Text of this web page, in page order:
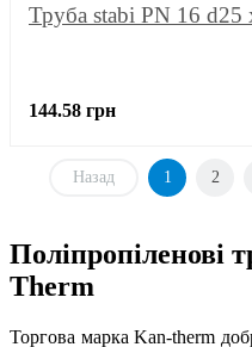
Труба stabi PN 16 d25
144.58 грн
Назад 1 2
Поліпропіленові
Therm
Торгова марка Kan-therm